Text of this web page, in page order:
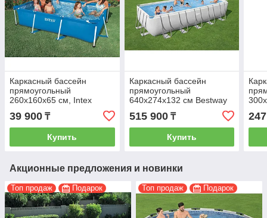
Каркасный бассейн
прямоугольный
260x160x65 см, Intex
39 900 ₸
Купить
Каркасный бассейн
прямоугольный
640х274х132 см Bestway
515 900₸
Купить
Акционные предложения и новинки
Топ продаж Подарок Топ продаж Подарок